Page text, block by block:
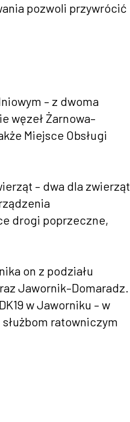
pozwoli przywrócić
– z dwoma
węzeł Żarnowa–
Miejsce Obsługi
– dwa dla zwierząt
drogi poprzeczne,
on z podziału
Jawornik–Domaradz.
w Jaworniku – w
ratowniczym